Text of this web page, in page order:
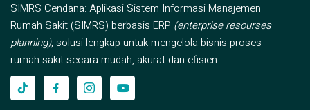
SIMRS Cendana: Aplikasi Sistem Informasi Manajemen
Rumah Sakit (SIMRS) berbasis ERP (enterprise resourses
planning), solusi lengkap untuk mengelola bisnis proses
rumah sakit secara mudah, akurat dan efisien.